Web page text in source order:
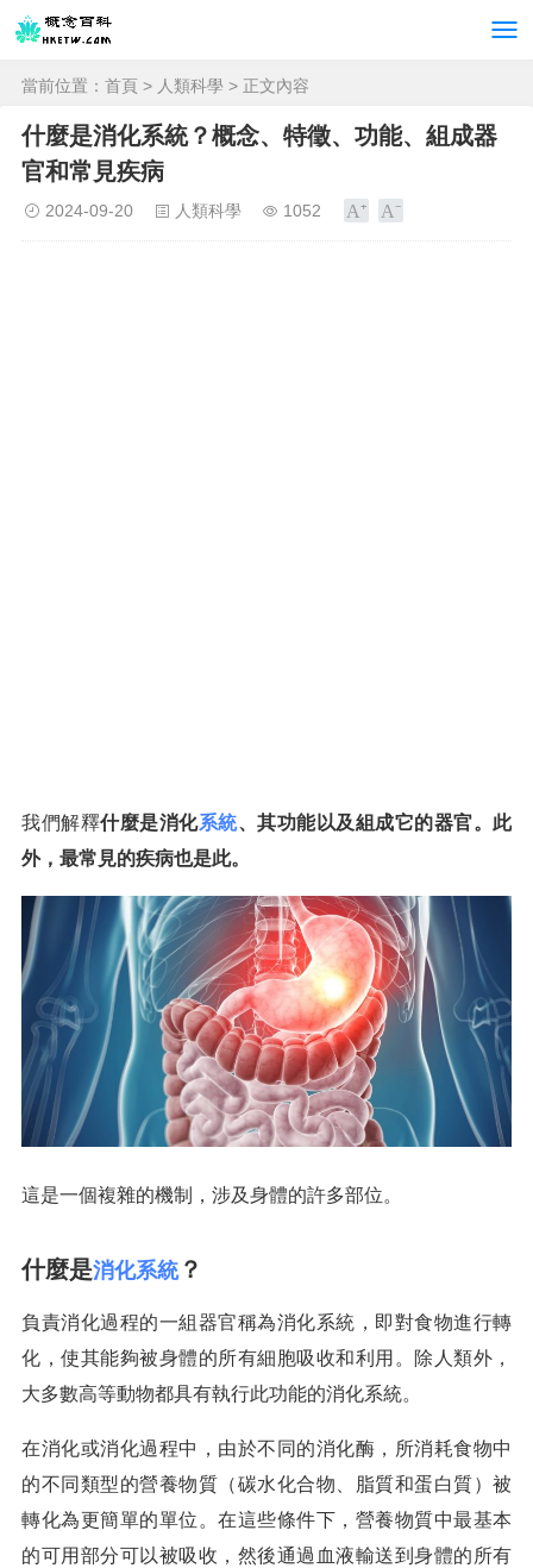
當前位置： 首頁 > 人類科學 > 正文內容
什麼是消化系統？概念、特徵、功能、組成器
官和常見疾病
2024-09-20 人類科學 1052
我們解釋什麼是消化系統、其功能以及組成它的器官。此
外，最常見的疾病也是此。
這是一個複雜的機制，涉及身體的許多部位。
什麼是消化系統？
負責消化過程的一組器官稱為消化系統，即對食物進行轉
化，使其能夠被身體的所有細胞吸收和利用。除人類外，
大多數高等動物都具有執行此功能的消化系統。
在消化或消化過程中，由於不同的消化酶，所消耗食物中
的不同類型的營養物質（碳水化合物、脂質和蛋白質）被
轉化為更簡單的單位。在這些條件下，營養物質中最基本
的可用部分可以被吸收，然後通過血液輸送到身體的所有